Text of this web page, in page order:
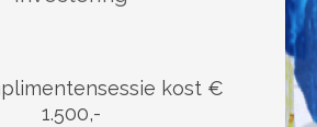
kost €
1.500,-